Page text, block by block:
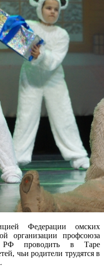
Федерации омских
организации профсоюза
РФ проводить в Таре
чьи родители трудятся в